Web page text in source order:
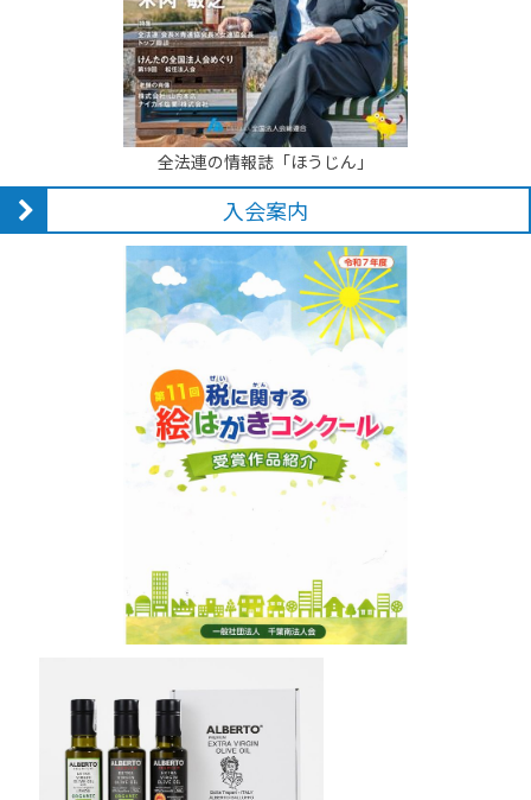
全法連の情報誌「ほうじん」
入会案内